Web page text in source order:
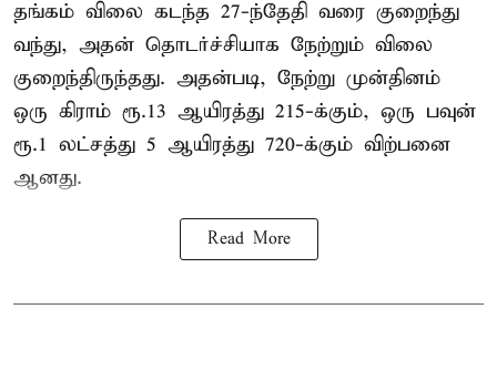
தங்கம் விலை கடந்த 27-ந்தேதி வரை குறைந்து
வந்து, அதன் தொடர்ச்சியாக நேற்றும் விலை
குறைந்திருந்தது. அதன்படி, நேற்று முன்தினம்
ஒரு கிராம் ரூ.13 ஆயிரத்து 215-க்கும், ஒரு பவுன்
ரூ.1 லட்சத்து 5 ஆயிரத்து 720-க்கும் விற்பனை
ஆனது.
Read More